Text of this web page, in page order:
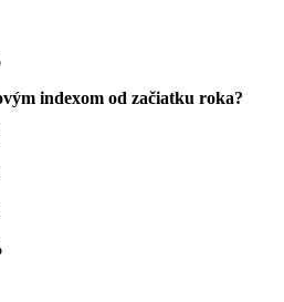
indexom od začiatku roka?